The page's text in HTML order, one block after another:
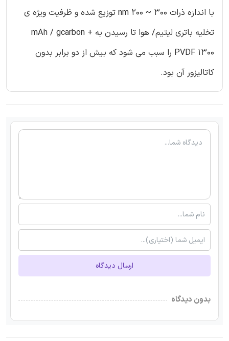
با اندازه ذرات nm 200 ~ 300 توزیع شده و ظرفیت ویژه ی
تخلیه باتری لیتیم/ هوا تا رسیدن به mAh / gcarbon +
PVDF 1300 را سبب می شود که بیش از دو برابر بدون
کاتالیزور آن بود.
ارسال دیدگاه
بدون دیدگاه